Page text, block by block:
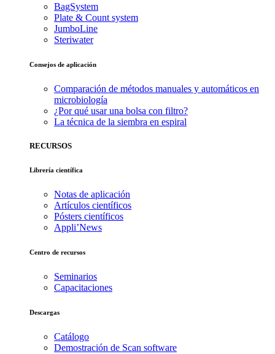
BagSystem
Plate & Count system
JumboLine
Steriwater
Consejos de aplicación
Comparación de métodos manuales y automáticos en
microbiología
¿Por qué usar una bolsa con filtro?
La técnica de la siembra en espiral
RECURSOS
Librería científica
Notas de aplicación
Artículos científicos
Pósters científicos
Appli’News
Centro de recursos
Seminarios
Capacitaciones
Descargas
Catálogo
Demostración de Scan software